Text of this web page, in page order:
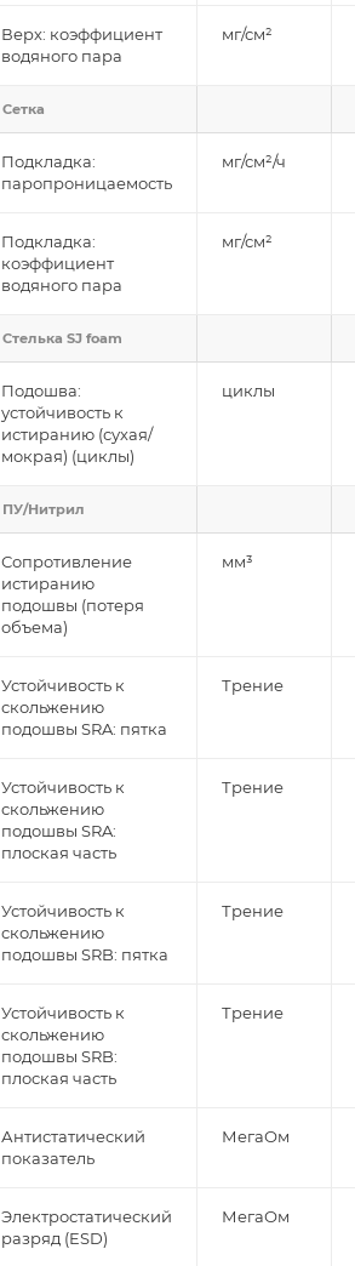
Верх: коэффициент
водяного пара
мг/см²
Сетка
Подкладка:
паропроницаемость
мг/см²/ч
Подкладка:
коэффициент
водяного пара
мг/см²
Стелька SJ foam
Подошва:
устойчивость к
истиранию (сухая/
мокрая) (циклы)
циклы
ПУ/Нитрил
Сопротивление
истиранию
подошвы (потеря
объема)
мм³
Устойчивость к
скольжению
подошвы SRA: пятка
Трение
Устойчивость к
скольжению
подошвы SRA:
плоская часть
Трение
Устойчивость к
скольжению
подошвы SRB: пятка
Трение
Устойчивость к
скольжению
подошвы SRB:
плоская часть
Трение
Антистатический
показатель
МегаОм
Электростатический
разряд (ESD)
МегаОм